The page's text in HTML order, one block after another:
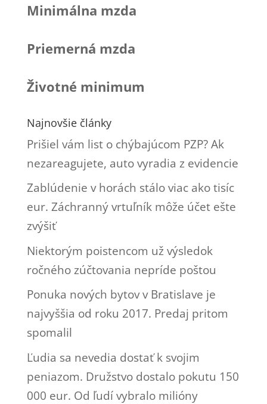
Minimálna mzda
Priemerná mzda
Životné minimum
Najnovšie články
Prišiel vám list o chýbajúcom PZP? Ak
nezareagujete, auto vyradia z evidencie
Zablúdenie v horách stálo viac ako tisíc
eur. Záchranný vrtuľník môže účet ešte
zvýšiť
Niektorým poistencom už výsledok
ročného zúčtovania nepríde poštou
Ponuka nových bytov v Bratislave je
najvyššia od roku 2017. Predaj pritom
spomalil
Ľudia sa nevedia dostať k svojim
peniazom. Družstvo dostalo pokutu 150
000 eur. Od ľudí vybralo milióny